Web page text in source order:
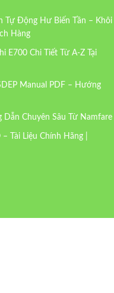
Tự Động Hư Biến Tần – Khôi
Hàng
E700 Chi Tiết Từ A-Z Tại
Manual PDF – Hướng
Dẫn Chuyên Sâu Từ Namfare
Tài Liệu Chính Hãng |